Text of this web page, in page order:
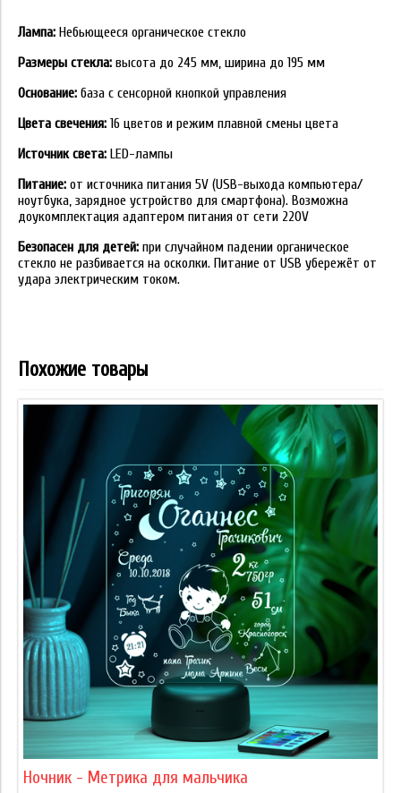
Лампа: Небьющееся органическое стекло
Размеры стекла: высота до 245 мм, ширина до 195 мм
Основание: база с сенсорной кнопкой управления
Цвета свечения: 16 цветов и режим плавной смены цвета
Источник света: LED-лампы
Питание: от источника питания 5V (USB-выхода компьютера/
ноутбука, зарядное устройство для смартфона). Возможна
доукомплектация адаптером питания от сети 220V
Безопасен для детей: при случайном падении органическое
стекло не разбивается на осколки. Питание от USB убережёт от
удара электрическим током.
Похожие товары
Ночник - Метрика для мальчика